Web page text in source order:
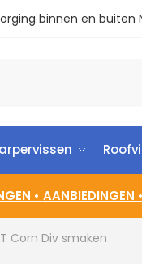
binnen en buiten
• AANBIEDINGEN •
Corn Div smaken